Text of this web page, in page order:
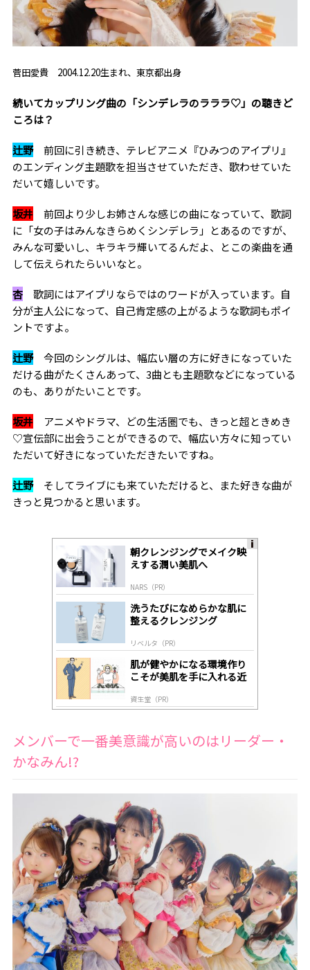
菅田愛貴 2004.12.20生まれ、東京都出身
――続いてカップリング曲の「シンデレラのラララ♡」の聴きど
ころは？
辻野
前回に引き続き、テレビアニメ『ひみつのアイプリ』
のエンディング主題歌を担当させていただき、歌わせていた
だいて嬉しいです。
坂井
前回より少しお姉さんな感じの曲になっていて、歌詞
に「女の子はみんなきらめくシンデレラ」とあるのですが、
みんな可愛いし、キラキラ輝いてるんだよ、とこの楽曲を通
して伝えられたらいいなと。
杏
歌詞にはアイプリならではのワードが入っています。自
分が主人公になって、自己肯定感の上がるような歌詞もポイ
ントですよ。
辻野
今回のシングルは、幅広い層の方に好きになっていた
だける曲がたくさんあって、3曲とも主題歌などになっている
のも、ありがたいことです。
坂井
アニメやドラマ、どの生活圏でも、きっと超ときめき
♡宣伝部に出会うことができるので、幅広い方々に知ってい
ただいて好きになっていただきたいですね。
辻野
そしてライブにも来ていただけると、また好きな曲が
きっと見つかると思います。
朝クレンジングでメイク映
えする潤い美肌へ
NARS（PR）
洗うたびになめらかな肌に
整えるクレンジング
リベルタ（PR）
肌が健やかになる環境作り
こそが美肌を手に入れる近
資生堂（PR）
メンバーで一番美意識が高いのはリーダー・
かなみん!?